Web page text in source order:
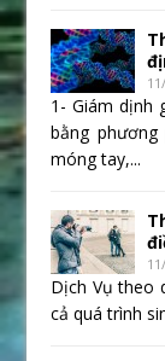
1- Giám dịnh
bằng
móng tay,...
Dịch Vụ theo
cả quá trình